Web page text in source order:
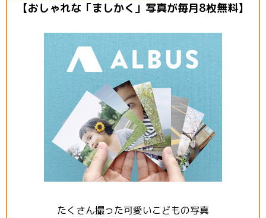
【おしゃれな「ましかく」写真が毎月8枚無料】
たくさん撮った可愛いこどもの写真